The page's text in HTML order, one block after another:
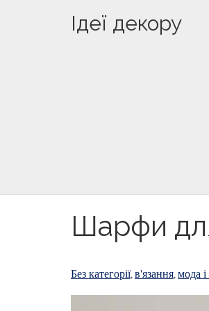
Ідеї декору
Шарфи
Без категорії,в'язання,мода і